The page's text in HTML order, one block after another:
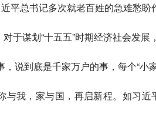
平总书记多次就老百姓的急难愁盼
于谋划“十五五”时期经济社会发展
说到底是千家万户的事，每个“小
与我，家与国，再启新程。如习